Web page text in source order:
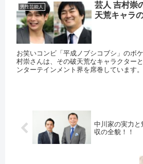
男性芸能人
芸人 吉村崇
天荒キャラ
お笑いコンビ「平成ノブシコブシ」のボ
村崇さんは、その破天荒なキャラクター
ンターテインメント界を席巻しています
中川家の実力
収の全貌！！